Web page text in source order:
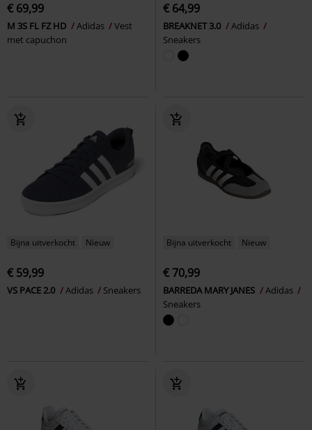
€ 69,99
M 3S FL FZ HD Adidas
Vest
met capuchon
€ 64,99
BREAKNET 3.0
Adidas
Sneakers
Bijna uitverkocht Nieuw
€ 59,99
VS PACE 2.0 Adidas Sneakers
Bijna uitverkocht Nieuw
€ 70,99
BARREDA MARY JANES
Adidas
Sneakers